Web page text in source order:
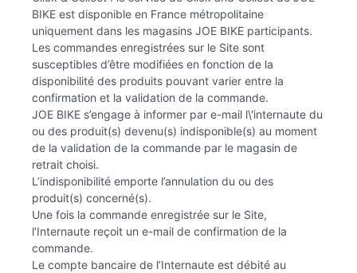
BIKE est disponible en France métropolitaine
uniquement dans les magasins JOE BIKE participants.
Les commandes enregistrées sur le Site sont
susceptibles d’être modifiées en fonction de la
disponibilité des produits pouvant varier entre la
confirmation et la validation de la commande.
JOE BIKE s’engage à informer par e-mail l\'internaute du
ou des produit(s) devenu(s) indisponible(s) au moment
de la validation de la commande par le magasin de
retrait choisi.
L’indisponibilité emporte l’annulation du ou des
produit(s) concerné(s).
Une fois la commande enregistrée sur le Site,
l’Internaute reçoit un e-mail de confirmation de la
commande.
Le compte bancaire de l’Internaute est débité au